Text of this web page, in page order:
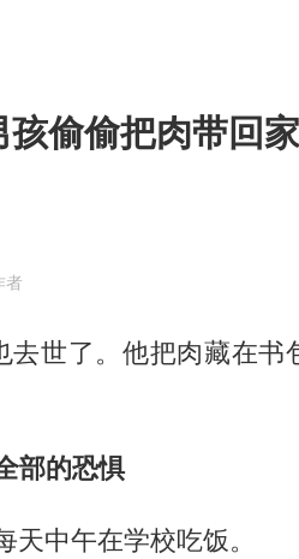
偷偷把肉带回
者
世了。他把肉藏在书
部的恐惧
中午在学校吃饭。